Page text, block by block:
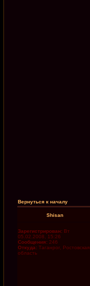
Вернуться к началу
Shisan
Зарегистрирован: Вт
05.02.2008, 15:26
Сообщения: 246
Откуда: Таганрог, Ростовская
область